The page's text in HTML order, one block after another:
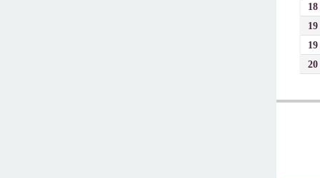
18
19
19
20